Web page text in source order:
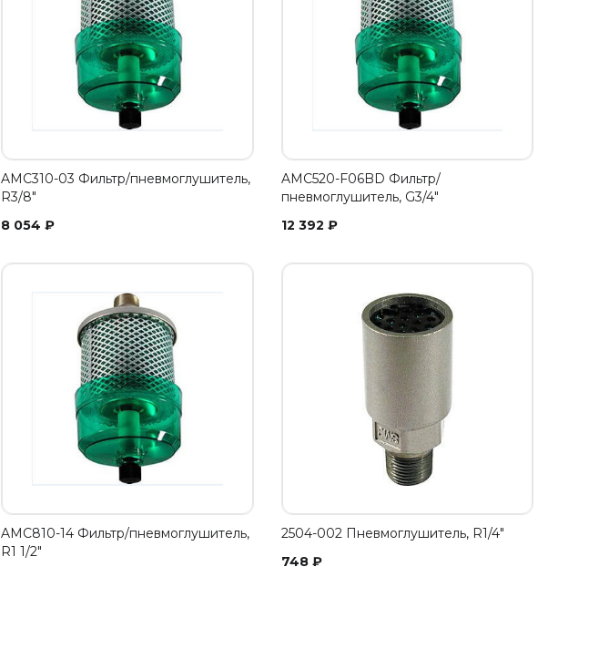
AMC310-03 Фильтр/пневмоглушитель,
R3/8"
8 054 ₽
AMC520-F06BD Фильтр/
пневмоглушитель, G3/4"
12 392 ₽
AMC810-14 Фильтр/пневмоглушитель,
R1 1/2"
2504-002 Пневмоглушитель, R1/4"
748 ₽